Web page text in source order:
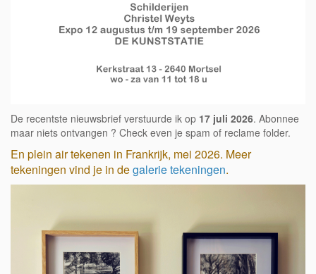
De recentste nieuwsbrief verstuurde ik op 17 juli 2026. Abonnee
maar niets ontvangen ? Check even je spam of reclame folder.
En plein air tekenen in Frankrijk, mei 2026. Meer
tekeningen vind je in degalerie tekeningen.